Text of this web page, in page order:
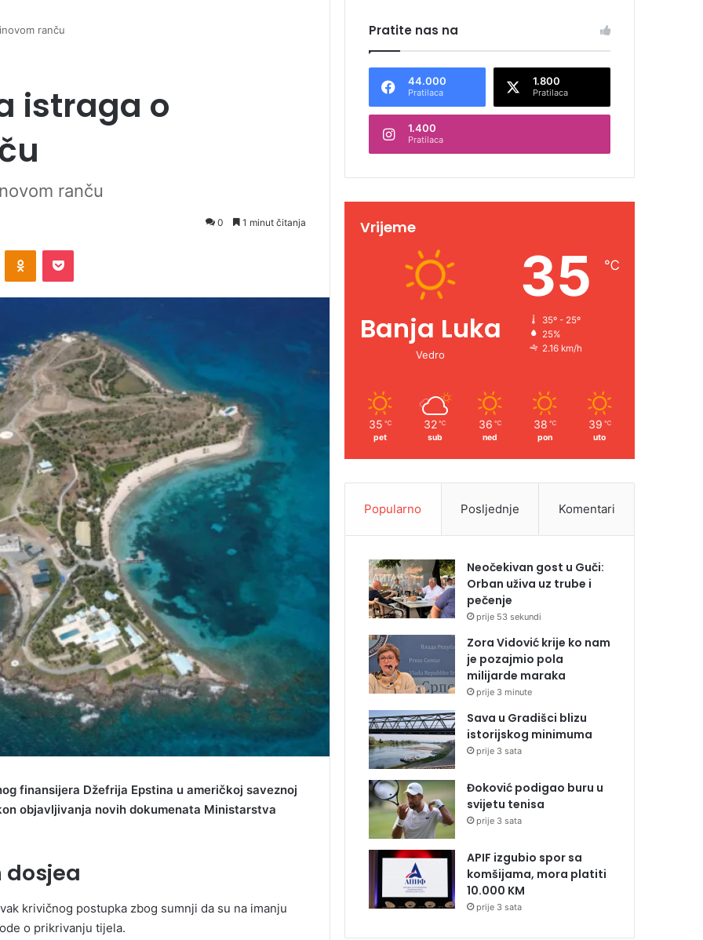
ranču
istraga o
ranču
0 1 minut čitanja
finansijera Džefrija Epstina u američkoj saveznoj
objavljivanja novih dokumenata Ministarstva
dosjea
krivičnog postupka zbog sumnji da su na imanju
o prikrivanju tijela.
Pratite nas na
44.000
Pratilaca
1.800
Pratilaca
1.400
Pratilaca
Vrijeme
Banja Luka
Vedro
35 ℃
35º - 25º
25%
2.16 km/h
35 ℃
pet
32 ℃
sub
36 ℃
ned
38 ℃
pon
39 ℃
uto
Popularno Posljednje Komentari
Neočekivan gost u Guči:
Orban uživa uz trube i
pečenje
prije 53 sekundi
Zora Vidović krije ko nam
je pozajmio pola
milijarde maraka
prije 3 minute
Sava u Gradišci blizu
istorijskog minimuma
prije 3 sata
Đoković podigao buru u
svijetu tenisa
prije 3 sata
APIF izgubio spor sa
komšijama, mora platiti
10.000 KM
prije 3 sata